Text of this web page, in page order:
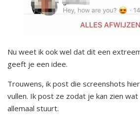
Nu weet ik ook wel dat dit een
geeft je een idee.
Trouwens, ik post die screenshots
vullen. Ik post ze zodat je kan zien
allemaal stuurt.